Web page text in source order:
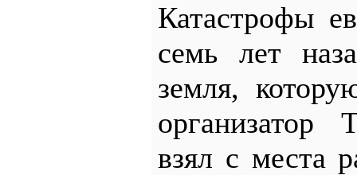
Катастрофы
семь лет
земля,
организатор
взял с места